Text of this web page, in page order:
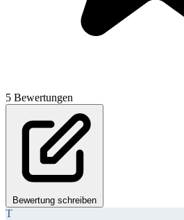
5 Bewertungen
Bewertung schreiben
T